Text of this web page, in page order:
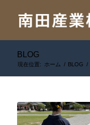
BLOG
現在位置: ホーム / BLOG /